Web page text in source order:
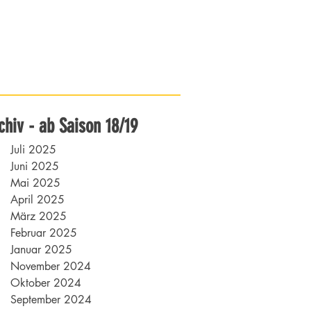
- ab Saison 18/19
Juli 2025
Juni 2025
Mai 2025
April 2025
März 2025
Februar 2025
Januar 2025
November 2024
Oktober 2024
September 2024